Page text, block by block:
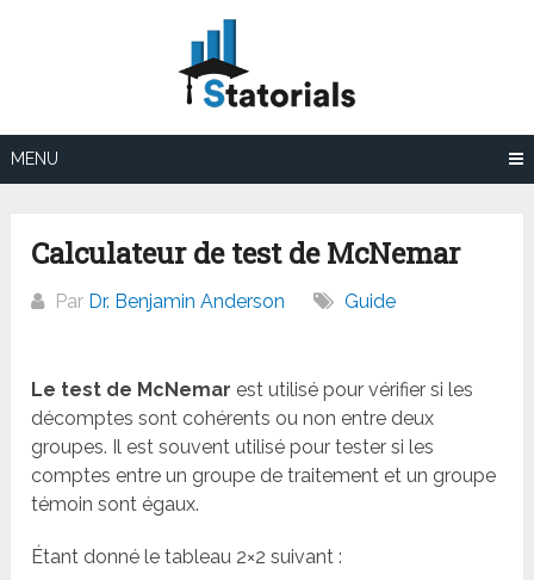
MENU
Calculateur de test de McNemar
Par Dr. Benjamin Anderson Guide
Le test de McNemar est utilisé pour vérifier si les
décomptes sont cohérents ou non entre deux
groupes. Il est souvent utilisé pour tester si les
comptes entre un groupe de traitement et un groupe
témoin sont égaux.
Étant donné le tableau 2×2 suivant :